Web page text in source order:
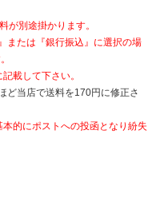
が別途掛かります。
または『銀行振込』に選択の場
載して下さい。
ど当店で送料を170円に修正さ
的にポストへの投函となり紛失